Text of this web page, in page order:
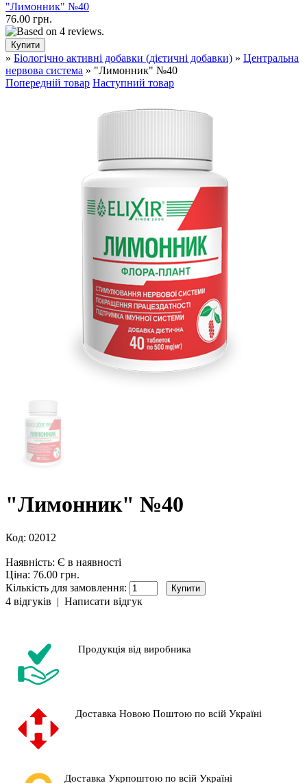
"Лимонник" №40
76.00 грн.
» Біологічно активні добавки (дієтичні добавки) » Центральна
нервова система » "Лимонник" №40
Попередній товар Наступний товар
"Лимонник" №40
Код: 02012
Наявність: Є в наявності
Ціна: 76.00 грн.
Кількість для замовлення:
4 відгуків | Написати відгук
Продукція від виробника
Доставка Новою Поштою по всій Україні
Доставка Укрпоштою по всій Україні